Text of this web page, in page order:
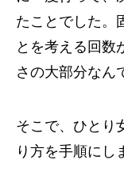
たことでした。
とを考える回数
さの大部分なん
そこで、ひとり
り方を手順にし